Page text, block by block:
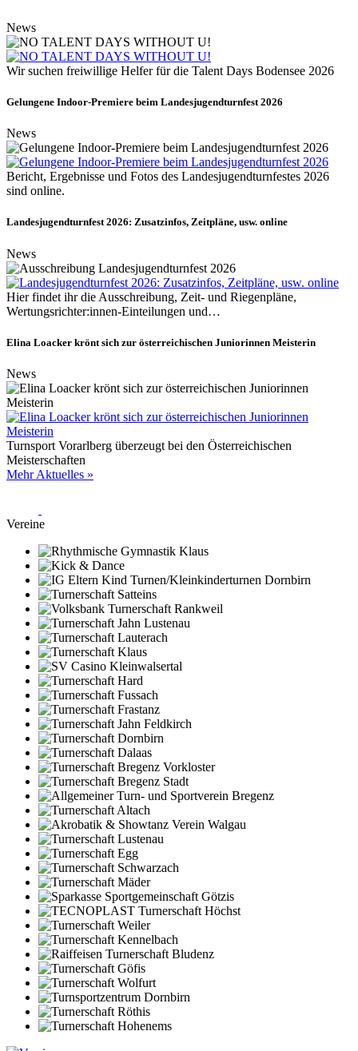
News
Wir suchen freiwillige Helfer für die Talent Days Bodensee 2026
Gelungene Indoor-Premiere beim Landesjugendturnfest 2026
News
Bericht, Ergebnisse und Fotos des Landesjugendturnfestes 2026
sind online.
Landesjugendturnfest 2026: Zusatzinfos, Zeitpläne, usw. online
News
Hier findet ihr die Ausschreibung, Zeit- und Riegenpläne,
Wertungsrichter:innen-Einteilungen und…
Elina Loacker krönt sich zur österreichischen Juniorinnen Meisterin
News
Turnsport Vorarlberg überzeugt bei den Österreichischen
Meisterschaften
Mehr Aktuelles »
Vereine